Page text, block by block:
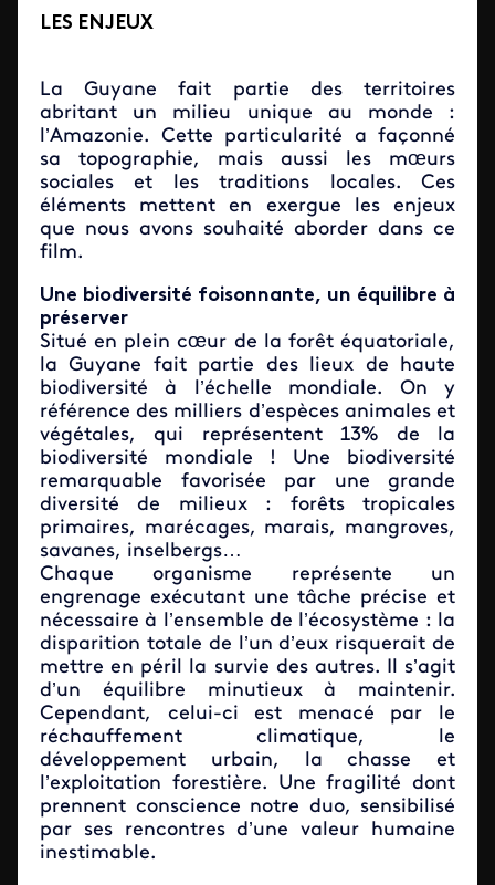
LES ENJEUX
La Guyane fait partie des territoires
abritant un milieu unique au monde :
l’Amazonie. Cette particularité a façonné
sa topographie, mais aussi les mœurs
sociales et les traditions locales. Ces
éléments mettent en exergue les enjeux
que nous avons souhaité aborder dans ce
film.
Une biodiversité foisonnante, un équilibre à
préserver
Situé en plein cœur de la forêt équatoriale,
la Guyane fait partie des lieux de haute
biodiversité à l’échelle mondiale. On y
référence des milliers d’espèces animales et
végétales, qui représentent 13% de la
biodiversité mondiale ! Une biodiversité
remarquable favorisée par une grande
diversité de milieux : forêts tropicales
primaires, marécages, marais, mangroves,
savanes, inselbergs…
Chaque organisme représente un
engrenage exécutant une tâche précise et
nécessaire à l’ensemble de l’écosystème : la
disparition totale de l’un d’eux risquerait de
mettre en péril la survie des autres. Il s’agit
d’un équilibre minutieux à maintenir.
Cependant, celui-ci est menacé par le
réchauffement climatique, le
développement urbain, la chasse et
l’exploitation forestière. Une fragilité dont
prennent conscience notre duo, sensibilisé
par ses rencontres d’une valeur humaine
inestimable.